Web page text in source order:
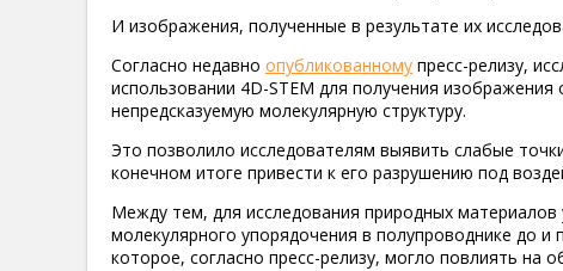
И изображения, полученные в результате их
Согласно недавно опубликованному пресс-релизу,
использовании 4D-STEM для получения
непредсказуемую молекулярную структуру.
Это позволило исследователям выявить слабые
конечном итоге привести к его разрушению под
Между тем, для исследования природных материалов
молекулярного упорядочения в полупроводнике до
которое, согласно пресс-релизу, могло повлиять на